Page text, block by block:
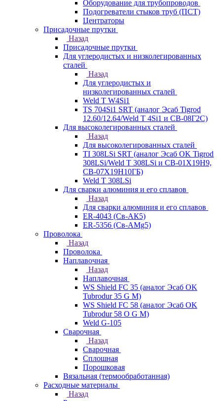
Оборудование для трубопроводов
Подогреватели стыков труб (ПСТ)
Центраторы
Присадочные прутки
Назад
Присадочные прутки
Для углеродистых и низколегированных
сталей
Назад
Для углеродистых и
низколегированных сталей
Weld T W4Si1
TS 704Si1 SRT (аналог Эсаб Tigrod
12.60/12.64/Weld T 4Si1 и СВ-08Г2С)
Для высоколегированных сталей
Назад
Для высоколегированных сталей
TI 308LSi SRT (аналог Эсаб OK Tigrod
308LSi/Weld T 308LSi и СВ-01Х19Н9,
СВ-07Х19Н10ГБ)
Weld T 308LSi
Для сварки алюминия и его сплавов
Назад
Для сварки алюминия и его сплавов
ER-4043 (Св-АК5)
ER-5356 (Св-АМg5)
Проволока
Назад
Проволока
Наплавочная
Назад
Наплавочная
WS Shield FC 35 (аналог Эсаб OK
Tubrodur 35 G M)
WS Shield FC 58 (аналог Эсаб OK
Tubrodur 58 O G M)
Weld G-105
Сварочная
Назад
Сварочная
Сплошная
Порошковая
Вязальная (термообработанная)
Расходные материалы
Назад